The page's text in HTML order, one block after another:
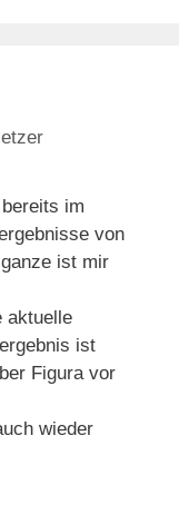
im
von
ist mir
aktuelle
ist
Figura vor
wieder